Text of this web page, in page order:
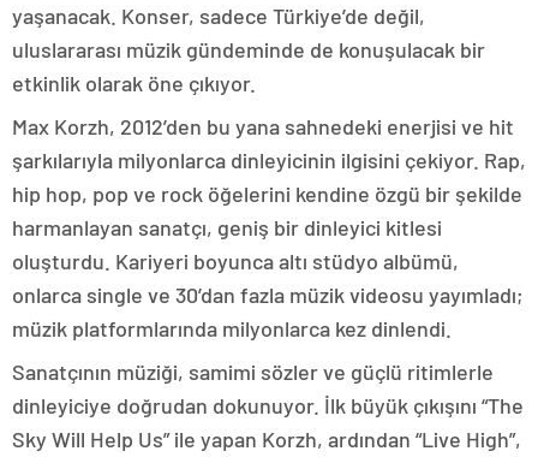
yaşanacak. Konser, sadece Türkiye’de değil,
uluslararası müzik gündeminde de konuşulacak bir
etkinlik olarak öne çıkıyor.
Max Korzh, 2012’den bu yana sahnedeki enerjisi ve hit
şarkılarıyla milyonlarca dinleyicinin ilgisini çekiyor. Rap,
hip hop, pop ve rock öğelerini kendine özgü bir şekilde
harmanlayan sanatçı, geniş bir dinleyici kitlesi
oluşturdu. Kariyeri boyunca altı stüdyo albümü,
onlarca single ve 30’dan fazla müzik videosu yayımladı;
müzik platformlarında milyonlarca kez dinlendi.
Sanatçının müziği, samimi sözler ve güçlü ritimlerle
dinleyiciye doğrudan dokunuyor. İlk büyük çıkışını “The
Sky Will Help Us” ile yapan Korzh, ardından “Live High”,